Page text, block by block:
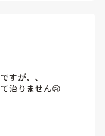
すが、、
治りません😢
、、